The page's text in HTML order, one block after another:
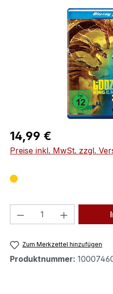
Bildergalerie überspringen
Regulärer Preis:
14,99 €
Preise inkl. MwSt. zzgl.
Produkt Anzahl:
Zum Merkzettel hinzufügen
Produktnummer: